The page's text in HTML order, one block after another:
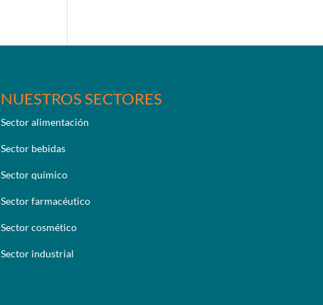
NUESTROS SECTORES
Sector alimentación
Sector bebidas
Sector químico
Sector farmacéutico
Sector cosmético
Sector industrial